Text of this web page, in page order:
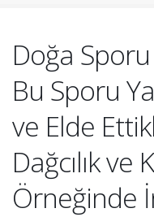
Doğa
Bu Sporu
ve Elde
Dağcılık ve
Örneğinde